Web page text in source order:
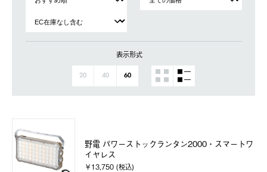
表示形式
20 40 60
野電 パワーストックランタン2000・スマートワ
イヤレス
￥13,750 (税込)